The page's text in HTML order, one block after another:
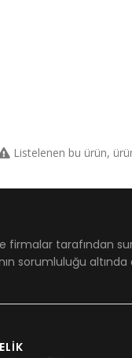
Listelenen bu ürün,
firmalar tarafından
sorumluluğu